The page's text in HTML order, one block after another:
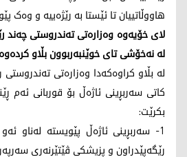
هاووڵاتییان تا ئێستا بە رێژەییە و وەک
لای خۆیەوە وەزارەتی تەندروستی چەند
لە نەخۆشی تای خوێنبەربوون بڵاو
لە بڵاو کراوەکەدا وەزارەتی تەندروستی
کاتی سەربڕینی ئاژەڵ بۆ قوربانی ئەم
بکرێت:
1- سەربڕینی ئاژەڵ پێویستە لەناو
رێگەپێدراون و پزیشکی ڤێتێرنەری